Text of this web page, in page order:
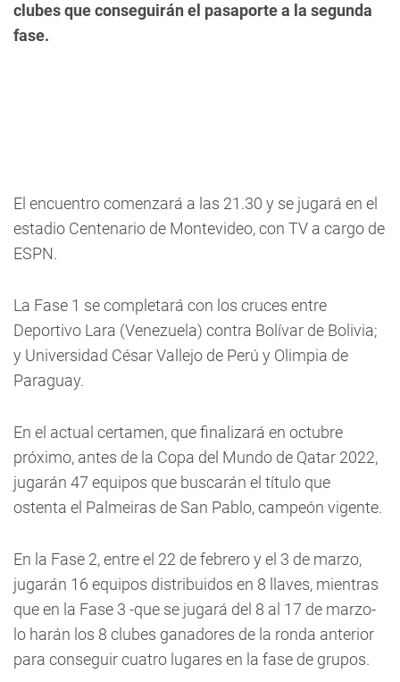
clubes que conseguirán el pasaporte a la segunda
fase.
El encuentro comenzará a las 21.30 y se jugará en el
estadio Centenario de Montevideo, con TV a cargo de
ESPN.
La Fase 1 se completará con los cruces entre
Deportivo Lara (Venezuela) contra Bolívar de Bolivia;
y Universidad César Vallejo de Perú y Olimpia de
Paraguay.
En el actual certamen, que finalizará en octubre
próximo, antes de la Copa del Mundo de Qatar 2022,
jugarán 47 equipos que buscarán el título que
ostenta el Palmeiras de San Pablo, campeón vigente.
En la Fase 2, entre el 22 de febrero y el 3 de marzo,
jugarán 16 equipos distribuidos en 8 llaves, mientras
que en la Fase 3 -que se jugará del 8 al 17 de marzo-
lo harán los 8 clubes ganadores de la ronda anterior
para conseguir cuatro lugares en la fase de grupos.